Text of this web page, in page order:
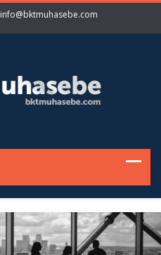
info@bktmuhasebe.com